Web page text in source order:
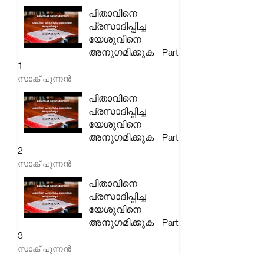
പിതാവിനെ
പ്രസാദിപ്പിച്ച
യേശുവിനെ
അനുഗമിക്കുക - Part
1
സാക് പുന്നൻ
പിതാവിനെ
പ്രസാദിപ്പിച്ച
യേശുവിനെ
അനുഗമിക്കുക - Part
2
സാക് പുന്നൻ
പിതാവിനെ
പ്രസാദിപ്പിച്ച
യേശുവിനെ
അനുഗമിക്കുക - Part
3
സാക് പുന്നൻ